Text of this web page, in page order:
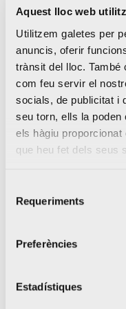
Aquest lloc web
Utilitzem galetes per
anuncis, oferir
trànsit del lloc.
com feu servir el
socials, de publicitat i
seu torn, ells la poden
els hàgiu
que heu fet dels seus
Requeriments
Preferències
Estadístiques
url=»http://
target=»blank»
color=»#000000″
center=»yes»
#010101″
info en
Love Packs: